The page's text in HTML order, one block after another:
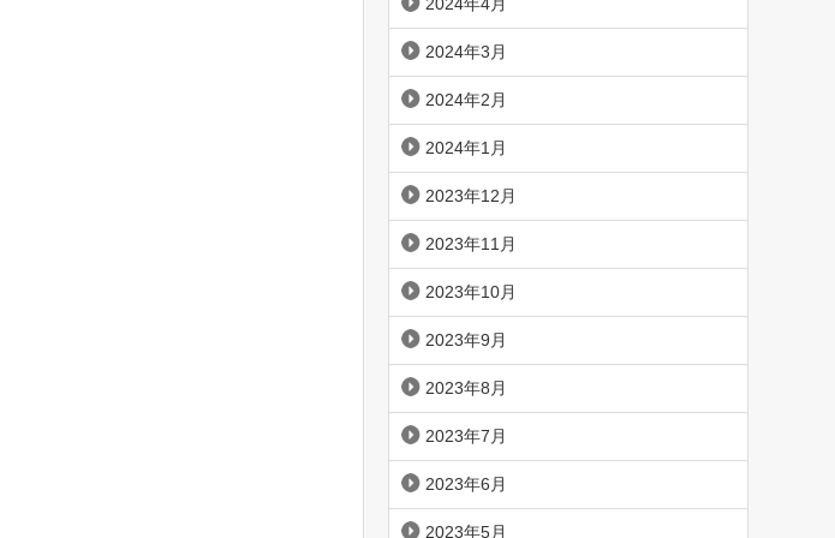
2024年4月
2024年3月
2024年2月
2024年1月
2023年12月
2023年11月
2023年10月
2023年9月
2023年8月
2023年7月
2023年6月
2023年5月